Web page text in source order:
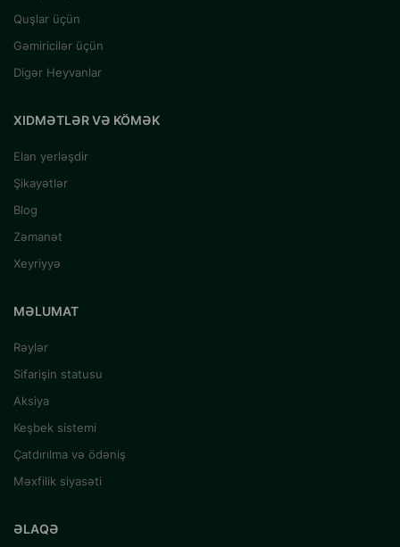
Quşlar üçün
Gəmiricilər üçün
Digər Heyvanlar
XIDMƏTLƏR VƏ KÖMƏK
Elan yerləşdir
Şikayətlər
Blog
Zəmanət
Xeyriyyə
MƏLUMAT
Rəylər
Sifarişin statusu
Aksiya
Keşbek sistemi
Çatdırılma və ödəniş
Məxfilik siyasəti
ƏLAQƏ